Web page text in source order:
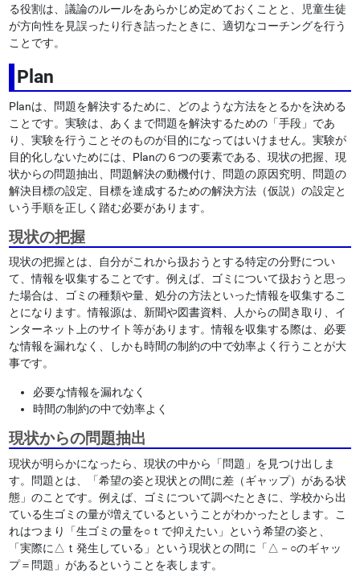
る役割は、議論のルールをあらかじめ定めておくことと、児童生徒
が方向性を見誤ったり行き詰ったときに、適切なコーチングを行う
ことです。
Plan
Planは、問題を解決するために、どのような方法をとるかを決める
ことです。実験は、あくまで問題を解決するための「手段」であ
り、実験を行うことそのものが目的になってはいけません。実験が
目的化しないためには、Planの６つの要素である、現状の把握、現
状からの問題抽出、問題解決の動機付け、問題の原因究明、問題の
解決目標の設定、目標を達成するための解決方法（仮説）の設定と
いう手順を正しく踏む必要があります。
現状の把握
現状の把握とは、自分がこれから扱おうとする特定の分野につい
て、情報を収集することです。例えば、ゴミについて扱おうと思っ
た場合は、ゴミの種類や量、処分の方法といった情報を収集するこ
とになります。情報源は、新聞や図書資料、人からの聞き取り、イ
ンターネット上のサイト等があります。情報を収集する際は、必要
な情報を漏れなく、しかも時間の制約の中で効率よく行うことが大
事です。
必要な情報を漏れなく
時間の制約の中で効率よく
現状からの問題抽出
現状が明らかになったら、現状の中から「問題」を見つけ出しま
す。問題とは、「希望の姿と現状との間に差（ギャップ）がある状
態」のことです。例えば、ゴミについて調べたときに、学校から出
ている生ゴミの量が増えているということがわかったとします。こ
れはつまり「生ゴミの量を○ｔで抑えたい」という希望の姿と、
「実際に△ｔ発生している」という現状との間に「△－○のギャッ
プ＝問題」があるということを表します。